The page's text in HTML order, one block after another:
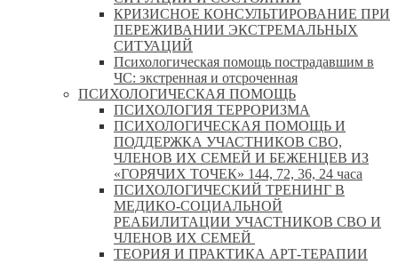
КРИЗИСНОЕ КОНСУЛЬТИРОВАНИЕ ПРИ
ПЕРЕЖИВАНИИ ЭКСТРЕМАЛЬНЫХ
СИТУАЦИЙ
Психологическая помощь пострадавшим в
ЧС: экстренная и отсроченная
ПСИХОЛОГИЧЕСКАЯ ПОМОЩЬ
ПСИХОЛОГИЯ ТЕРРОРИЗМА
ПСИХОЛОГИЧЕСКАЯ ПОМОЩЬ И
ПОДДЕРЖКА УЧАСТНИКОВ СВО,
ЧЛЕНОВ ИХ СЕМЕЙ И БЕЖЕНЦЕВ ИЗ
«ГОРЯЧИХ ТОЧЕК» 144, 72, 36, 24 часа
ПСИХОЛОГИЧЕСКИЙ ТРЕНИНГ В
МЕДИКО-СОЦИАЛЬНОЙ
РЕАБИЛИТАЦИИ УЧАСТНИКОВ СВО И
ЧЛЕНОВ ИХ СЕМЕЙ
ТЕОРИЯ И ПРАКТИКА АРТ-ТЕРАПИИ